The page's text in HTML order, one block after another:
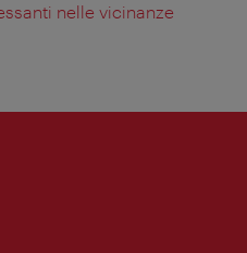
nelle vicinanze